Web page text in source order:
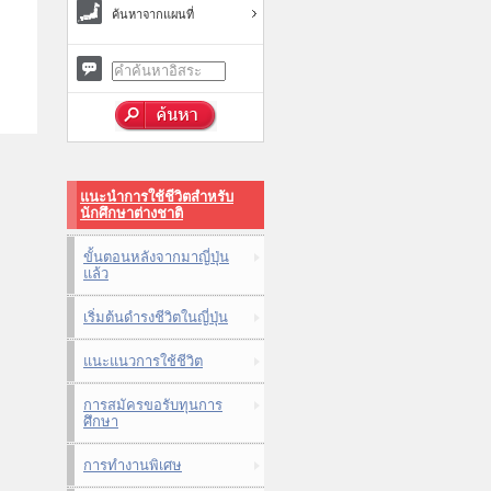
ค้นหาจากแผนที่
แนะนำการใช้ชีวิตสำหรับ
นักศึกษาต่างชาติ
ขั้นตอนหลังจากมาญี่ปุ่น
แล้ว
เริ่มต้นดำรงชีวิตในญี่ปุ่น
แนะแนวการใช้ชีวิต
การสมัครขอรับทุนการ
ศึกษา
การทำงานพิเศษ